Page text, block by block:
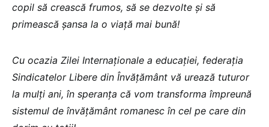
copil să crească frumos, să se dezvolte și să
primească șansa la o viață mai bună!
Cu ocazia Zilei Internaționale a educației, federația
Sindicatelor Libere din Învățământ vă urează tuturor
la mulți ani, în speranța că vom transforma împreună
sistemul de învățământ romanesc în cel pe care din